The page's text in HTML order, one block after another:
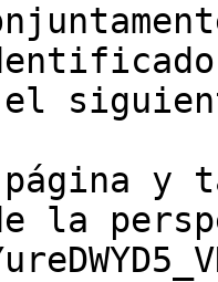
el
y
la